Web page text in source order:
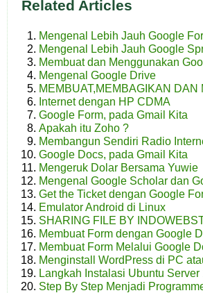
Related Articles
Mengenal Lebih Jauh Google
Mengenal Lebih Jauh Google
Membuat dan Menggunakan
Mengenal Google Drive
MEMBUAT,MEMBAGIKAN
Internet dengan HP CDMA
Google Form, pada Gmail Kita
Apakah itu Zoho ?
Membangun Sendiri Radio
Google Docs, pada Gmail Kita
Mengeruk Dolar Bersama Yuwie
Mengenal Google Scholar dan
Get the Ticket dengan Google
Emulator Android di Linux
SHARING FILE BY
Membuat Form dengan Google
Membuat Form Melalui Google
Menginstall WordPress di PC
Langkah Instalasi Ubuntu Server
Step By Step Menjadi